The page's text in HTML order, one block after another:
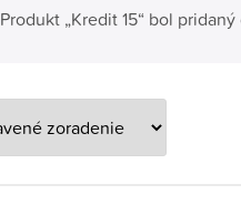
Produkt „Kredit 15“ bol